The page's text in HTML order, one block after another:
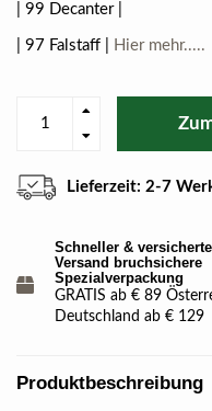
| 99 Decanter |
| 97 Falstaff | Hier mehr.....
Lieferzeit: 2-7
Schneller &
Versand bruchsichere
Spezialverpackung
GRATIS ab € 89
Deutschland ab € 129
Produktbeschreibung